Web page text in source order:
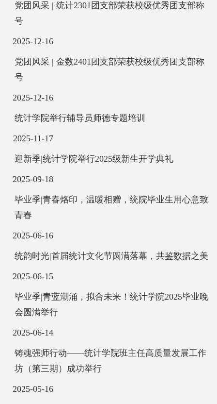
党团风采 | 统计2301团支部荣获校级优秀团支部称
号
2025-12-16
党团风采 | 金数2401团支部荣获校级优秀团支部称
号
2025-12-16
统计学院举行辅导员师德专题培训
2025-11-17
迎新季|统计学院举行2025级新生开学典礼
2025-09-18
毕业季|青春烙印，温暖相赠，统院毕业生用心意致
青春
2025-06-16
统韵时光|首届统计文化节圆满落幕，共鉴数据之美
2025-06-15
毕业季|青蓝潮涌，拟合未来！统计学院2025毕业晚
会圆满举行
2025-06-14
铸魂强师行动——统计学院班主任高质量发展工作
坊（第三期）成功举行
2025-05-16